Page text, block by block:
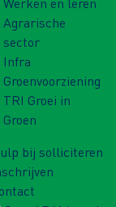
Agrarische
sector
Infra
Groenvoorziening
TRI Groei in
Groen
bij solliciteren